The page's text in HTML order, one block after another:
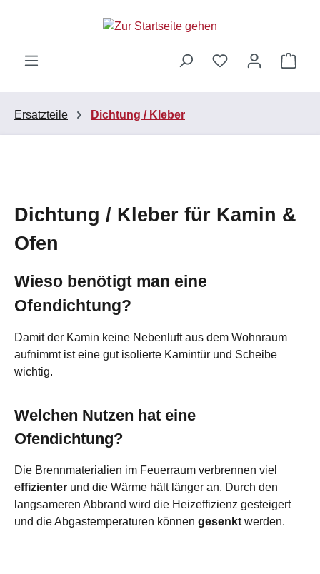
Zum Hauptinhalt springen
Ersatzteile Dichtung / Kleber
Dichtung / Kleber für Kamin &
Ofen
Wieso benötigt man eine
Ofendichtung?
Damit der Kamin keine Nebenluft aus dem Wohnraum
aufnimmt ist eine gut isolierte Kamintür und Scheibe
wichtig.
Welchen Nutzen hat eine
Ofendichtung?
Die Brennmaterialien im Feuerraum verbrennen viel
effizienter und die Wärme hält länger an. Durch den
langsameren Abbrand wird die Heizeffizienz gesteigert
und die Abgastemperaturen können gesenkt werden.